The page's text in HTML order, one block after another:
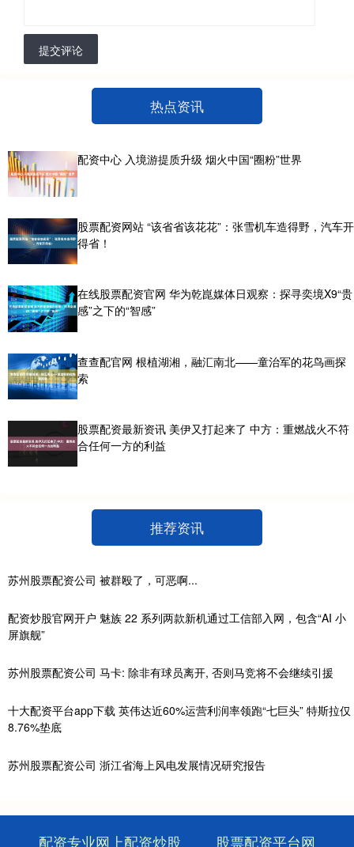
提交评论
热点资讯
配资中心 入境游提质升级 烟火中国“圈粉”世界
股票配资网站 “该省省该花花”：张雪机车造得野，汽车开
得省！
在线股票配资官网 华为乾崑媒体日观察：探寻奕境X9“贵
感”之下的“智感”
查查配官网 根植湖湘，融汇南北——童治军的花鸟画探
索
股票配资最新资讯 美伊又打起来了 中方：重燃战火不符
合任何一方的利益
推荐资讯
苏州股票配资公司 被群殴了，可恶啊...
配资炒股官网开户 魅族 22 系列两款新机通过工信部入网，包含“AI 小
屏旗舰”
苏州股票配资公司 马卡: 除非有球员离开, 否则马竞将不会继续引援
十大配资平台app下载 英伟达近60%运营利润率领跑“七巨头” 特斯拉仅
8.76%垫底
苏州股票配资公司 浙江省海上风电发展情况研究报告
配资专业网上配资炒股 股票配资平台网